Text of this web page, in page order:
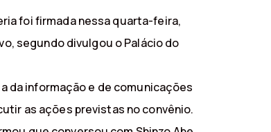
foi firmada nessa quarta-feira,
segundo divulgou o Palácio do
da informação e de comunicações
as ações previstas no convênio.